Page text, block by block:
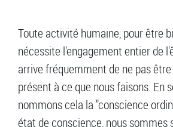
Toute activité humaine, pour être
nécessite l'engagement entier de
arrive fréquemment de ne pas
présent à ce que nous faisons. En
nommons cela la "conscience
état de conscience, nous sommes